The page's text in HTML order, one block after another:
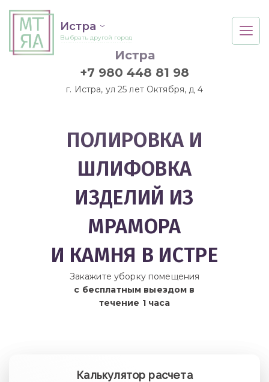
Истра
Выбрать другой город
Истра
+7 980 448 81 98
г. Истра, ул 25 лет Октября, д 4
ПОЛИРОВКА И
ШЛИФОВКА
ИЗДЕЛИЙ ИЗ
МРАМОРА
И КАМНЯ В ИСТРЕ
Закажите уборку помещения
с бесплатным выездом в
течение 1 часа
Калькулятор расчета